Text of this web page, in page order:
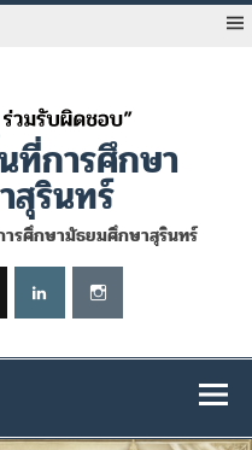
ที่การศึกษา
รินทร์
รศึกษามัธยมศึกษาสุรินทร์